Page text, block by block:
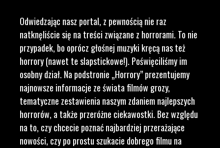
Odwiedzając nasz portal, z pewnością nie raz
natknęliście się na treści związane z horrorami. To nie
przypadek, bo oprócz głośnej muzyki kręcą nas też
horrory (nawet te slapstickowe!). Poświęciliśmy im
osobny dział. Na podstronie „Horrory” prezentujemy
najnowsze informacje ze świata filmów grozy,
tematyczne zestawienia naszym zdaniem najlepszych
horrorów, a także przeróżne ciekawostki. Bez względu
na to, czy chcecie poznać najbardziej przerażające
nowości, czy po prostu szukacie dobrego filmu na